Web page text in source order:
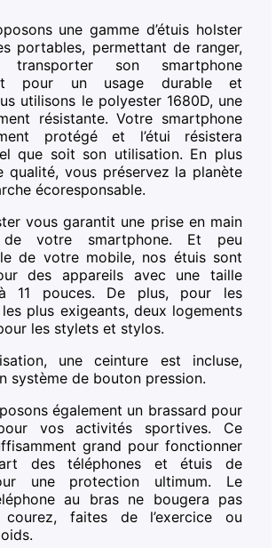
une gamme d’étuis holster
portables, permettant de ranger,
son smartphone
pour un usage durable et
utilisons le polyester 1680D, une
résistante. Votre smartphone
protégé et l’étui résistera
que soit son utilisation. En plus
qualité, vous préservez la planète
écoresponsable.
vous garantit une prise en main
de votre smartphone. Et peu
de votre mobile, nos étuis sont
des appareils avec une taille
11 pouces. De plus, pour les
plus exigeants, deux logements
les stylets et stylos.
une ceinture est incluse,
système de bouton pression.
également un brassard pour
vos activités sportives. Ce
grand pour fonctionner
des téléphones et étuis de
une protection ultimum. Le
au bras ne bougera pas
faites de l’exercice ou